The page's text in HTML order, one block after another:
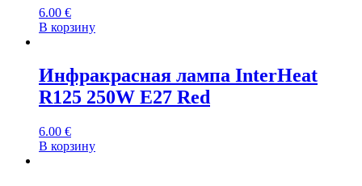
6.00 €
В корзину
Инфракрасная лампа InterHeat
R125 250W E27 Red
6.00 €
В корзину